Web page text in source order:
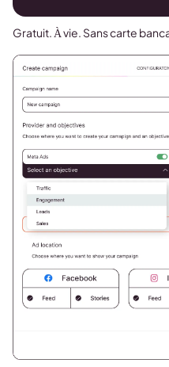
Gratuit. À vie. Sans carte